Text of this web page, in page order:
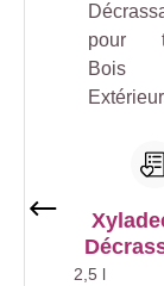
pour
2,5 l